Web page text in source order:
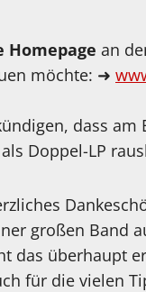
Homepage an
möchte: ➜
dass am
Doppel-LP
großen Band
das überhaupt
für die vielen